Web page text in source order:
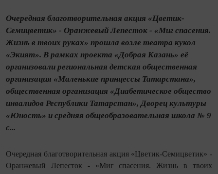
Очередная благотворительная акция «Цветик-
Семицветик» - Оранжевый Лепесток - «Миг спасения.
Жизнь в твоих руках» прошла возле театра кукол
«Экият». В рамках проекта «Добрая Казань» её
организовали региональная детская общественная
организация «Маленькие принцессы Татарстана»,
общественная организация «Диабетическое общество
инвалидов Республики Татарстан», Дворец культуры
«Юность» и средняя общеобразовательная школа № 9
с...
Очередная благотворительная акция «Цветик-Семицветик» -
Оранжевый Лепесток - «Миг спасения. Жизнь в твоих